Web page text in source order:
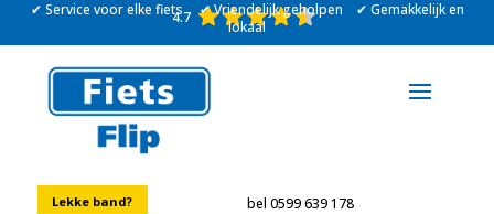
4.7
✔ Service voor elke fiets ✔ Vriendelijk geholpen ✔ Gemakkelijk en
lokaal
Lekke band? bel 0599 639 178